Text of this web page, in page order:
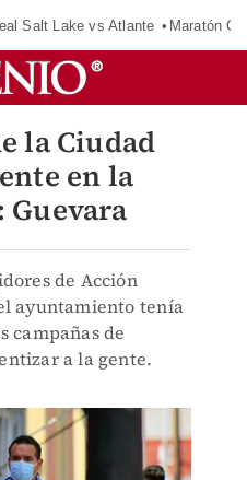
Salt Lake vs Atlante Maratón
la Ciudad
en la
de Acción
ayuntamiento tenía
campañas de
a la gente.